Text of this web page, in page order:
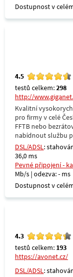
Dostupnost v
4.5
testů celkem:298
http://
Kvalitní
pro firmy v celé
FFTB nebo
nabídnout službu
DSL/ADSL:
36,0 ms
Pevné připojení -
Mb/s | odezva: - ms
Dostupnost v
4.3
testů celkem: 193
https://avonet.cz/
DSL/ADSL: